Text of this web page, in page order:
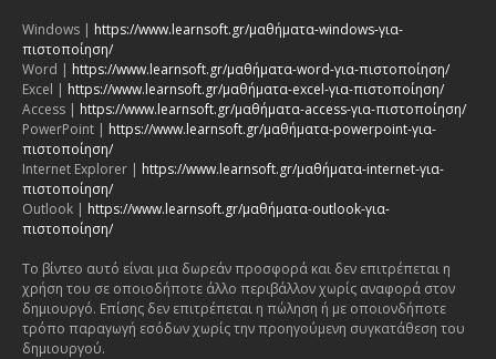
Windows | https://www.learnsoft.gr/μαθήματα-windows-για-
πιστοποίηση/
Word | https://www.learnsoft.gr/μαθήματα-word-για-πιστοποίηση/
Excel | https://www.learnsoft.gr/μαθήματα-excel-για-πιστοποίηση/
Access | https://www.learnsoft.gr/μαθήματα-access-για-πιστοποίηση/
PowerPoint | https://www.learnsoft.gr/μαθήματα-powerpoint-για-
πιστοποίηση/
Internet Explorer | https://www.learnsoft.gr/μαθήματα-internet-για-
πιστοποίηση/
Outlook | https://www.learnsoft.gr/μαθήματα-outlook-για-
πιστοποίηση/
Το βίντεο αυτό είναι μια δωρεάν προσφορά και δεν επιτρέπεται η
χρήση του σε οποιοδήποτε άλλο περιβάλλον χωρίς αναφορά στον
δημιουργό. Επίσης δεν επιτρέπεται η πώληση ή με οποιονδήποτε
τρόπο παραγωγή εσόδων χωρίς την προηγούμενη συγκατάθεση του
δημιουργού.